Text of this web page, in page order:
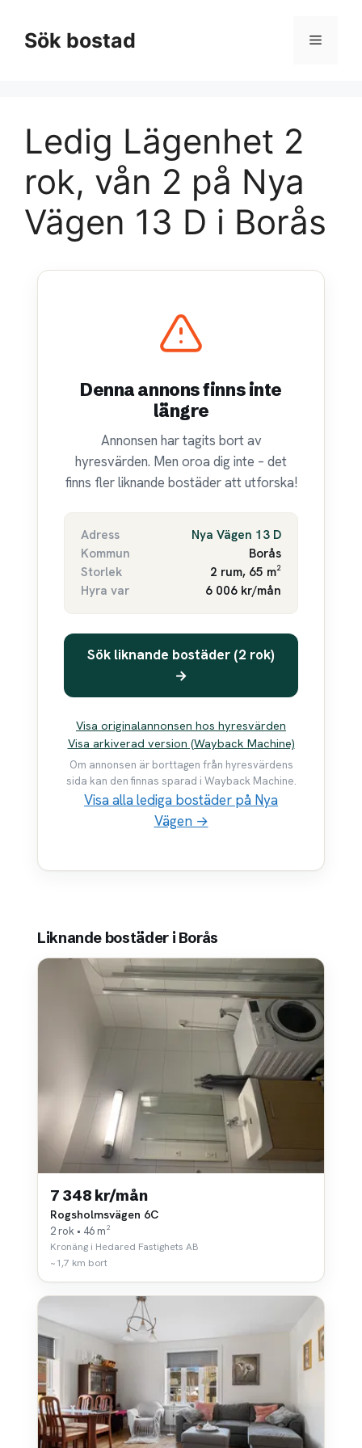
innehållSök bostad Meny
Ledig Lägenhet 2
rok, vån 2 på Nya
Vägen 13 D i Borås
Denna annons finns inte
längre
Annonsen har tagits bort av
hyresvärden. Men oroa dig inte – det
finns fler liknande bostäder att utforska!
Adress
Nya Vägen 13 D
Kommun
Borås
Storlek
2 rum, 65 m²
Hyra var
6 006 kr/mån
Sök liknande bostäder (2 rok)
→
Visa originalannonsen hos hyresvärden
Visa arkiverad version (Wayback Machine)
Om annonsen är borttagen från hyresvärdens
sida kan den finnas sparad i Wayback Machine.
Visa alla lediga bostäder på Nya
Vägen →
Liknande bostäder i Borås
7 348 kr/mån
Rogsholmsvägen 6C
2 rok • 46 m²
Kronäng i Hedared Fastighets AB
~1,7 km bort